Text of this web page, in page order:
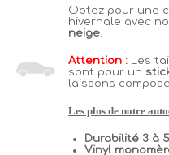
Optez pour une
hivernale avec
neige.
Attention : Les
sont pour un
laissons
Les plus de notre
Durabilité 3 à
Vinyl